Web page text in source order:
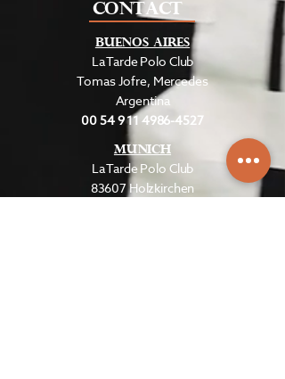
CONTACT
Buenos Aires
La Tarde Polo Club
Tomas Jofre, Mercedes
Argentina
00 54 9 11 4986-4527
MUNICH
La Tarde Polo Club
83607 Holzkirchen